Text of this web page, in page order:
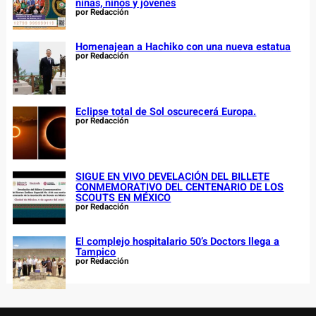
niñas, niños y jóvenes
por Redacción
Homenajean a Hachiko con una nueva estatua
por Redacción
Eclipse total de Sol oscurecerá Europa.
por Redacción
SIGUE EN VIVO DEVELACIÓN DEL BILLETE
CONMEMORATIVO DEL CENTENARIO DE LOS
SCOUTS EN MÉXICO
por Redacción
El complejo hospitalario 50’s Doctors llega a
Tampico
por Redacción